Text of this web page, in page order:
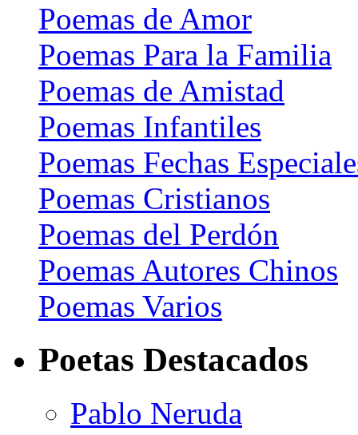
Poemas de Amor
Poemas Para la Familia
Poemas de Amistad
Poemas Infantiles
Poemas Fechas
Poemas Cristianos
Poemas del Perdón
Poemas Autores Chinos
Poemas Varios
Poetas Destacados
Pablo Neruda